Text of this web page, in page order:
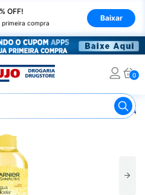
OFF!
primeira compra
Baixar
0
Cuidados com o Rosto